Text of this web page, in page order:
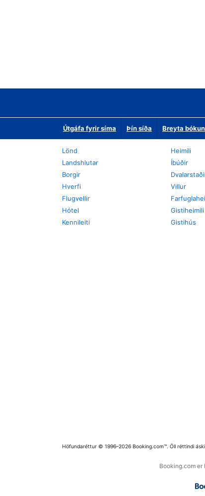
Útgáfa fyrir síma Þín síða Breyta
Lönd
Landshlutar
Borgir
Hverfi
Flugvellir
Hótel
Kennileiti
Heimili
Íbúðir
Villur
Gistiheimili
Gistihús
Höfundaréttur © 1996–2026 Booking.com™. Öll réttindi
Booking.com er